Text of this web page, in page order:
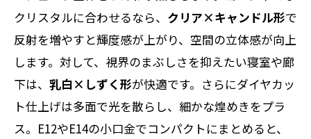
クリスタルに合わせるなら、 クリア×キャンドル形で
反射を増やすと輝度感が上がり、空間の立体感が向上
します。対して、視界のまぶしさを抑えたい寝室や廊
下は、 乳白×しずく形が快適です。さらにダイヤカッ
ト仕上げは多面で光を散らし、細かな煌めきをプラ
ス。E12やE14の小口金でコンパクトにまとめると、